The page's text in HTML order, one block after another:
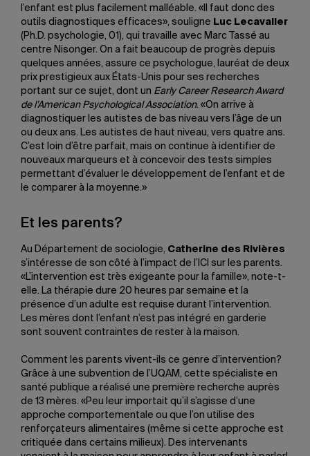
l’enfant est plus facilement malléable. «Il faut donc des
outils diagnostiques efficaces», souligne Luc Lecavalier
(Ph.D. psychologie, 01), qui travaille avec Marc Tassé au
centre Nisonger. On a fait beaucoup de progrès depuis
quelques années, assure ce psychologue, lauréat de deux
prix prestigieux aux États-Unis pour ses recherches
portant sur ce sujet, dont un Early Career Research Award
de l’American Psychological Association. «On arrive à
diagnostiquer les autistes de bas niveau vers l’âge de un
ou deux ans. Les autistes de haut niveau, vers quatre ans.
C’est loin d’être parfait, mais on continue à identifier de
nouveaux marqueurs et à concevoir des tests simples
permettant d’évaluer le développement de l’enfant et de
le comparer à la moyenne.»
Et les parents?
Au Département de sociologie, Catherine des Rivières
s’intéresse de son côté à l’impact de l’ICI sur les parents.
«L’intervention est très exigeante pour la famille», note-t-
elle. La thérapie dure 20 heures par semaine et la
présence d’un adulte est requise durant l’intervention.
Les mères dont l’enfant n’est pas intégré en garderie
sont souvent contraintes de rester à la maison.
Comment les parents vivent-ils ce genre d’intervention?
Grâce à une subvention de l’UQAM, cette spécialiste en
santé publique a réalisé une première recherche auprès
de 13 mères. «Peu leur importait qu’il s’agisse d’une
approche comportementale ou que l’on utilise des
renforçateurs alimentaires (même si cette approche est
critiquée dans certains milieux). Des intervenants